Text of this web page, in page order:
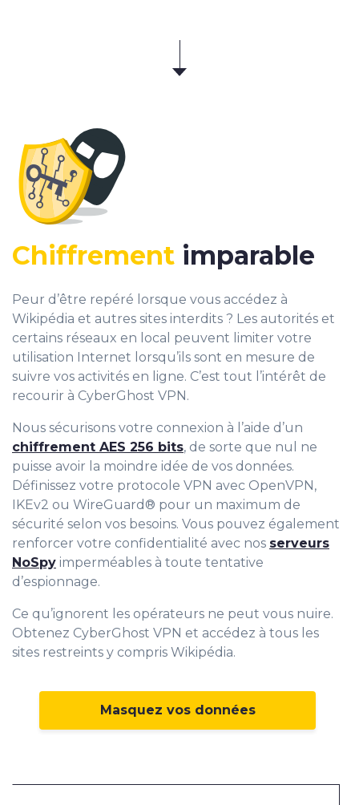
Chiffrement imparable
Peur d’être repéré lorsque vous accédez à
Wikipédia et autres sites interdits ? Les autorités et
certains réseaux en local peuvent limiter votre
utilisation Internet lorsqu’ils sont en mesure de
suivre vos activités en ligne. C’est tout l’intérêt de
recourir à CyberGhost VPN.
Nous sécurisons votre connexion à l’aide d’un
chiffrement AES 256 bits, de sorte que nul ne
puisse avoir la moindre idée de vos données.
Définissez votre protocole VPN avec OpenVPN,
IKEv2 ou WireGuard® pour un maximum de
sécurité selon vos besoins. Vous pouvez également
renforcer votre confidentialité avec nos serveurs
NoSpy imperméables à toute tentative
d’espionnage.
Ce qu’ignorent les opérateurs ne peut vous nuire.
Obtenez CyberGhost VPN et accédez à tous les
sites restreints y compris Wikipédia.
Masquez vos données